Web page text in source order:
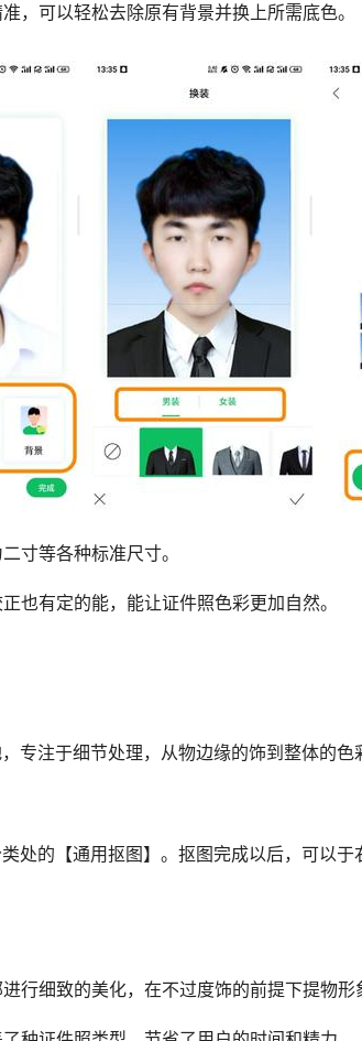
，可以轻松去除原有背景并换上所需底色。
寸等各种标准尺寸。
也有定的能，能让证件照色彩更加自然。
专注于细节处理，从物边缘的饰到整体的色
处的【通用抠图】。抠图完成以后，可以于
行细致的美化，在不过度饰的前提下提物形